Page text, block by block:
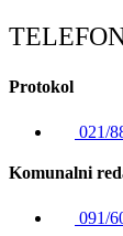
Protokol
021/
Komunalni
091/